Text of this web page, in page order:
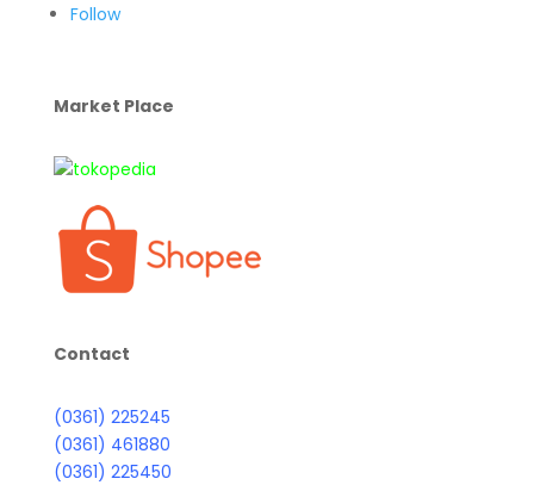
Follow
Market Place
Contact
(0361) 225245
(0361) 461880
(0361) 225450